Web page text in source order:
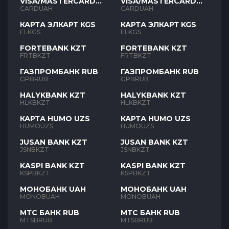
UAH
CARDUAH
КАРТА ЭЛКАРТ KGS
ELKGS
FORTEBANK KZT
FRTBKZT
ГАЗПРОМБАНК RUB
GPBRUB
HALYKBANK KZT
HLKBKZT
КАРТА HUMO UZS
HUMOUZS
JUSAN BANK KZT
JSNBKZT
KASPI BANK KZT
KSPBKZT
МОНОБАНК UAH
MONOBUAH
МТС БАНК RUB
MTSBRUB
UAH
CARDUAH
КАРТА ЭЛКАРТ KGS
ELKGS
FORTEBANK KZT
FRTBKZT
ГАЗПРОМБАНК RUB
GPBRUB
HALYKBANK KZT
HLKBKZT
КАРТА HUMO UZS
HUMOUZS
JUSAN BANK KZT
JSNBKZT
KASPI BANK KZT
KSPBKZT
МОНОБАНК UAH
MONOBUAH
МТС БАНК RUB
MTSBRUB